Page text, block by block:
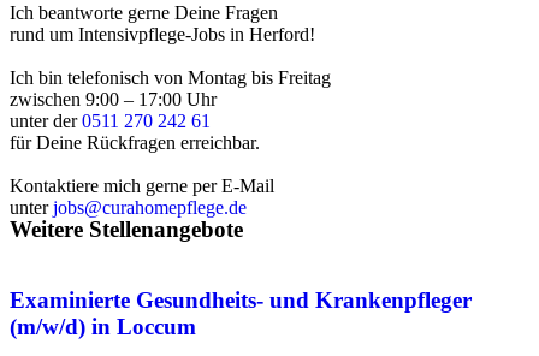
Ich beantworte gerne Deine Fragen
rund um Intensivpflege-Jobs in Herford!
Ich bin telefonisch von Montag bis Freitag
zwischen 9:00 – 17:00 Uhr
unter der0511 270 242 61
für Deine Rückfragen erreichbar.
Kontaktiere mich gerne per E-Mail
unterjobs@curahomepflege.de
Weitere Stellenangebote
Examinierte Gesundheits- und Krankenpfleger
(m/w/d) in Loccum